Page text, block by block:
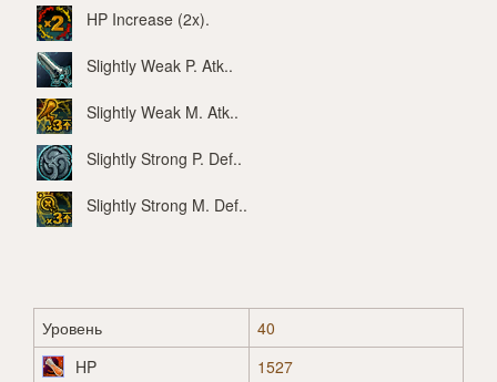
HP Increase (2x).
Slightly Weak P. Atk..
Slightly Weak M. Atk..
Slightly Strong P. Def..
Slightly Strong M. Def..
Уровень
40
HP
1527